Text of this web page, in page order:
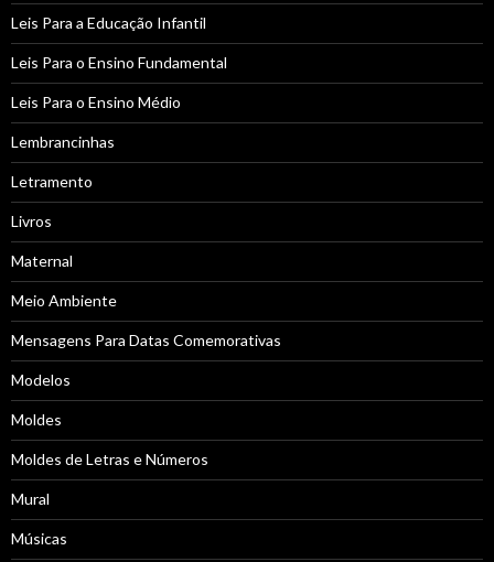
Leis Para a Educação Infantil
Leis Para o Ensino Fundamental
Leis Para o Ensino Médio
Lembrancinhas
Letramento
Livros
Maternal
Meio Ambiente
Mensagens Para Datas Comemorativas
Modelos
Moldes
Moldes de Letras e Números
Mural
Músicas